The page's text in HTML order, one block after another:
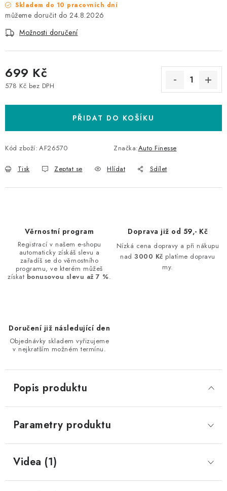
Skladem do 10 pracovních dní
24.8.2026
Možnosti doručení
699 Kč
578 Kč bez DPH
PŘIDAT DO KOŠÍKU
Kód zboží: AF26570 Značka:Auto Finesse
Tisk Zeptat se Hlídat Sdílet
Věrnostní program
Registrací v našem e-shopu
automaticky získáš slevu a
zařadíš se do věrnostního
programu, ve kterém můžeš
získat bonusovou slevu až 7 %.
Doprava již od 59,- Kč
Nízká cena dopravy a při nákupu
nad3000 Kč platíme dopravu
my.
Doručení již následující den
Objednávky skladem vyřizujeme
v nejkratším možném termínu.
Popis produktu
Parametry produktu
Videa (1)